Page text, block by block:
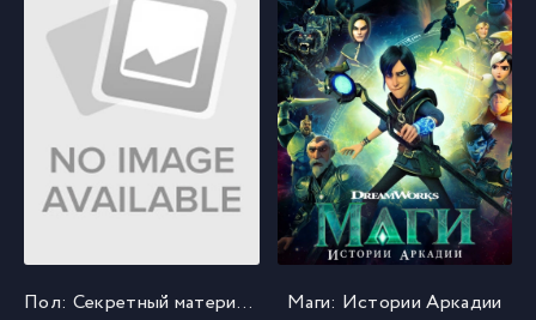
Пол: Секретный материальчик Маги: Истории Аркадии